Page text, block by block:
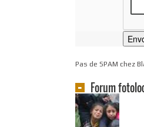
Pas de SPAM chez
Forum